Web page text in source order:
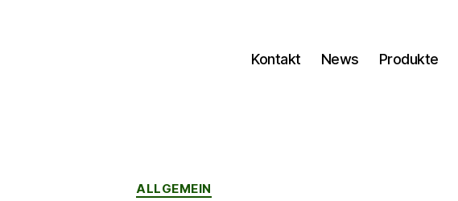
Kontakt News Produkte
Kategorien
ALLGEMEIN